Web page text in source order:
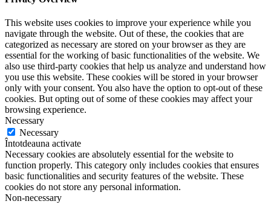
This website uses cookies to improve your experience while you
navigate through the website. Out of these, the cookies that are
categorized as necessary are stored on your browser as they are
essential for the working of basic functionalities of the website. We
also use third-party cookies that help us analyze and understand how
you use this website. These cookies will be stored in your browser
only with your consent. You also have the option to opt-out of these
cookies. But opting out of some of these cookies may affect your
browsing experience.
Necessary
Necessary
Întotdeauna activate
Necessary cookies are absolutely essential for the website to
function properly. This category only includes cookies that ensures
basic functionalities and security features of the website. These
cookies do not store any personal information.
Non-necessary